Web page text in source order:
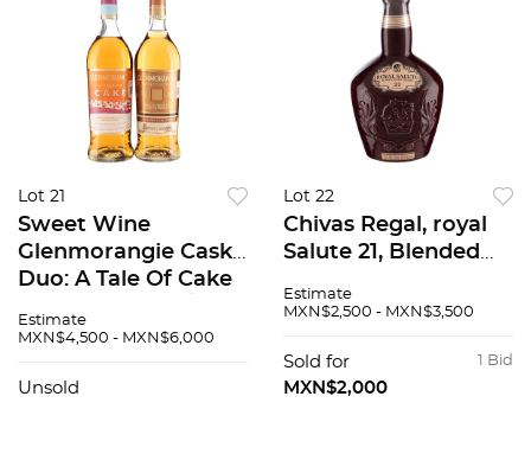
Lot 21
Sweet Wine
Glenmorangie Cask
Duo: A Tale Of Cake
Barricas de Tokaji y
respectivamente
Estimate
MXN$4,500 - MXN$6,000
Unsold
Lot 22
Chivas Regal, royal
Salute 21, Blended
Estimate
MXN$2,500 - MXN$3,500
1 Bid
Sold for
MXN$2,000